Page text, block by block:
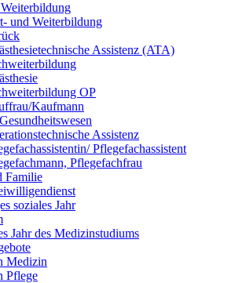
und Weiterbildung
Assistenz (ATA)
OP
Kaufmann
Assistenz
Pflegefachassistent
Pflegefachfrau
Familie
soziales Jahr
Jahr des Medizinstudiums
Medizin
Pflege